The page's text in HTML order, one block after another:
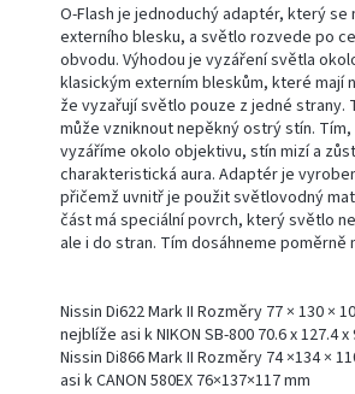
O-Flash je jednoduchý adaptér, který se
externího blesku, a světlo rozvede po
obvodu. Výhodou je vyzáření světla
klasickým externím bleskům, které mají
že vyzařují světlo pouze z jedné strany.
může vzniknout nepěkný ostrý stín.
vyzáříme okolo objektivu, stín mizí a
charakteristická aura. Adaptér je
přičemž uvnitř je použit světlovodný
část má speciální povrch, který světlo
ale i do stran. Tím dosáhneme poměrně
Nissin Di622 Mark II Rozměry 77 × 130 ×
nejblíže asi k NIKON SB-800 70.6 x 127.4 x
Nissin Di866 Mark II Rozměry 74 ×134 ×
asi k CANON 580EX 76×137×117 mm